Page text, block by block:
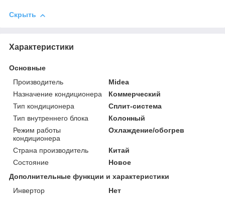
Скрыть
Характеристики
Основные
Производитель
Midea
Назначение кондиционера
Коммерческий
Тип кондиционера
Сплит-система
Тип внутреннего блока
Колонный
Режим работы
кондиционера
Охлаждение/обогрев
Страна производитель
Китай
Состояние
Новое
Дополнительные функции и характеристики
Инвертор
Нет